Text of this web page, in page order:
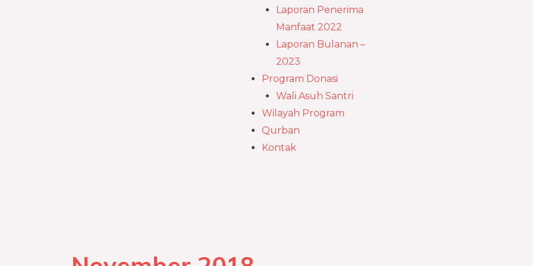
Laporan Penerima
Manfaat 2022
Laporan Bulanan –
2023
Program Donasi
Wali Asuh Santri
Wilayah Program
Qurban
Kontak